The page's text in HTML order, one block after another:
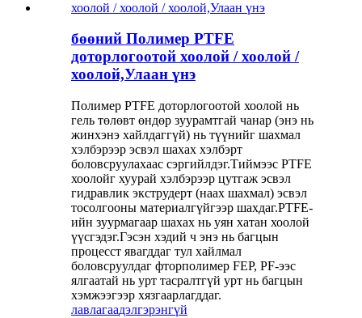
бөөний Полимер PTFE
доторлогоотой хоолой / хоолой /
хоолой,Улаан үнэ
Полимер PTFE доторлогоотой хоолой нь
гель төлөвт өндөр зуурамтгай чанар (энэ нь
жинхэнэ хайлдаггүй) нь түүнийг шахмал
хэлбэрээр эсвэл шахах хэлбэрт
боловсруулахаас сэргийлдэг.Тиймээс PTFE
хоолойг хуурай хэлбэрээр цутгаж эсвэл
гидравлик экструдерт (наах шахмал) эсвэл
тосолгооны материалгүйгээр шахдаг.PTFE-
ийн зуурмагаар шахах нь уян хатан хоолой
үүсгэдэг.Гэсэн хэдий ч энэ нь багцын
процесст явагддаг тул хайлмал
боловсруулдаг фторполимер FEP, PF-ээс
ялгаатай нь урт тасралтгүй урт нь багцын
хэмжээгээр хязгаарлагддаг.
лавлагаадэлгэрэнгүй